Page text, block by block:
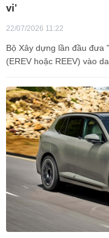
vi'
22/07/2026 11:22
Bộ Xây dựng lần đầu đưa
(EREV hoặc REEV) vào